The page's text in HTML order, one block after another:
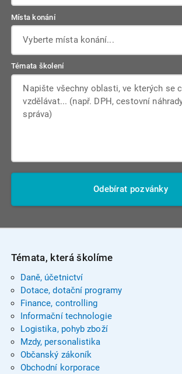
Místa konání
Vyberte místa konání...
Témata školení
Odebírat pozvánky
Témata, která školíme
Daně, účetnictví
Dotace, dotační programy
Finance, controlling
Informační technologie
Logistika, pohyb zboží
Mzdy, personalistika
Občanský zákoník
Obchodní korporace